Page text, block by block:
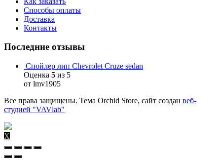
Способы оплаты
Доставка
Контакты
Последние отзывы
Спойлер лип Chevrolet Cruze sedan
Оценка 5 из 5
от lmv1905
Все права защищены. Тема Orchid Store, сайт создан веб-
студией "VAVlab"
X